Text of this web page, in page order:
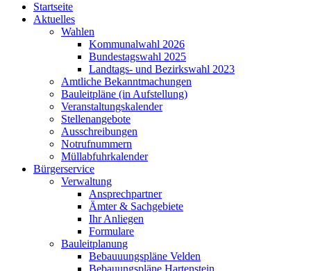
Startseite
Aktuelles
Wahlen
Kommunalwahl 2026
Bundestagswahl 2025
Landtags- und Bezirkswahl 2023
Amtliche Bekanntmachungen
Bauleitpläne (in Aufstellung)
Veranstaltungskalender
Stellenangebote
Ausschreibungen
Notrufnummern
Müllabfuhrkalender
Bürgerservice
Verwaltung
Ansprechpartner
Ämter & Sachgebiete
Ihr Anliegen
Formulare
Bauleitplanung
Bebauuungspläne Velden
Bebauungspläne Hartenstein